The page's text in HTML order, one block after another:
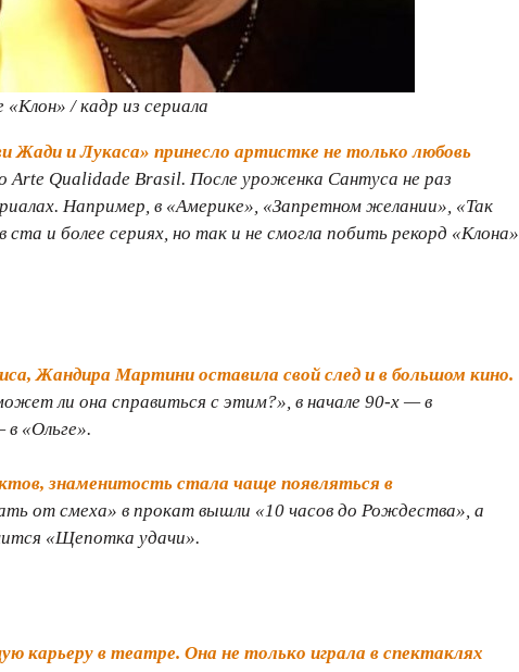
/ кадр из сериала
Жади и Лукаса» принесло артистке не только любовь
Arte Qualidade Brasil. После уроженка Сантуса не раз
Например, в «Америке», «Запретном желании», «Так
ста и более сериях, но так и не смогла побить рекорд «Клона»
Жандира Мартини оставила свой след и в большом кино.
ли она справиться с этим?», в начале 90-х — в
в «Ольге».
знаменитость стала чаще появляться в
от смеха» в прокат вышли «10 часов до Рождества», а
«Щепотка удачи».
карьеру в театре. Она не только играла в спектаклях